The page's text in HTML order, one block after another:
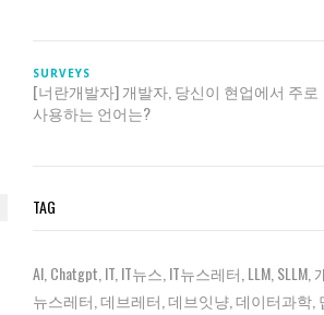
SURVEYS
[너란개발자] 개발자, 당신이 현업에서 주로
사용하는 언어는?
TAG
AI Chatgpt IT IT뉴스 IT뉴스레터 LLM SLLM
뉴스레터 데브레터 데브잇냥 데이터과학